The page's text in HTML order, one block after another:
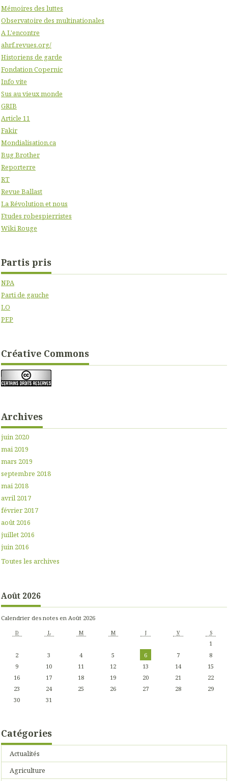
Mémoires des luttes
Observatoire des multinationales
A L'encontre
ahrf.revues.org/
Historiens de garde
Fondation Copernic
Info vite
Sus au vieux monde
GRIB
Article 11
Fakir
Mondialisation.ca
Bug Brother
Reporterre
RT
Revue Ballast
La Révolution et nous
Etudes robespierristes
Wiki Rouge
Partis pris
NPA
Parti de gauche
LO
PEP
Créative Commons
Archives
juin 2020
mai 2019
mars 2019
septembre 2018
mai 2018
avril 2017
février 2017
août 2016
juillet 2016
juin 2016
Toutes les archives
Août 2026
Calendrier des notes en Août 2026
D L M M J V S
1
2
3 4 5 6 7
8
9
10 11 12 13 14
15
16
17 18 19 20 21
22
23
24 25 26 27 28
29
30
31
Catégories
Actualités
Agriculture